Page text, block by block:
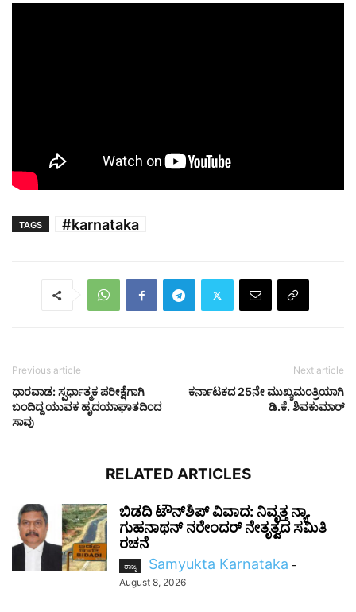
TAGS #karnataka
Previous article
ಧಾರವಾಡ: ಸ್ಪರ್ಧಾತ್ಮಕ ಪರೀಕ್ಷೆಗಾಗಿ
ಬಂದಿದ್ದ ಯುವಕ ಹೃದಯಾಘಾತದಿಂದ
ಸಾವು
Next article
ಕರ್ನಾಟಕದ 25ನೇ ಮುಖ್ಯಮಂತ್ರಿಯಾಗಿ
ಡಿ.ಕೆ. ಶಿವಕುಮಾರ್‌
RELATED ARTICLES
ಬಿಡದಿ ಟೌನ್‌ಶಿಪ್ ವಿವಾದ: ನಿವೃತ್ತ ನ್ಯಾ.
ಗುಹನಾಥನ್ ನರೇಂದರ್ ನೇತೃತ್ವದ ಸಮಿತಿ
ರಚನೆ
ರಾಜ್ಯ Samyukta Karnataka -
August 8, 2026